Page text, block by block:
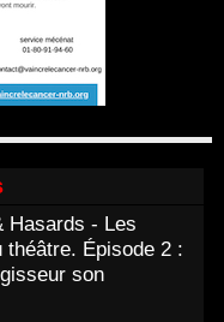
Hasards - Les
théâtre. Épisode 2 :
son